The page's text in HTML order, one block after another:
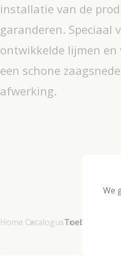
installatie van de
garanderen. Speciaal
ontwikkelde lijmen
een schone
afwerking.
Home CatalogusToebehoren
We